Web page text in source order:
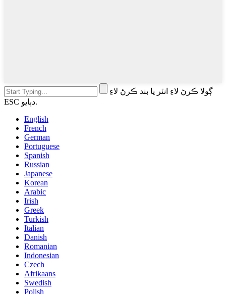
ڳولا ڪرڻ لاءِ انٽر يا بند ڪرڻ لاءِ
ESC دٻايو.
English
French
German
Portuguese
Spanish
Russian
Japanese
Korean
Arabic
Irish
Greek
Turkish
Italian
Danish
Romanian
Indonesian
Czech
Afrikaans
Swedish
Polish